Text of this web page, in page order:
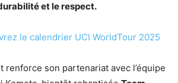
et le respect.
le calendrier UCI WorldTour 2025
renforce son partenariat avec l’équipe